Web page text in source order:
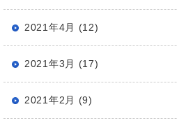
2021年4月 (12)
2021年3月 (17)
2021年2月 (9)